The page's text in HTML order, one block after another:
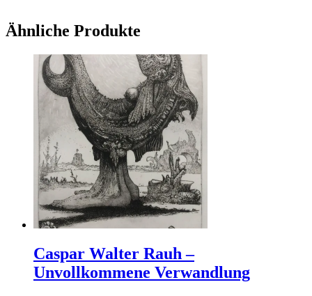
Ähnliche Produkte
Caspar Walter Rauh –
Unvollkommene Verwandlung